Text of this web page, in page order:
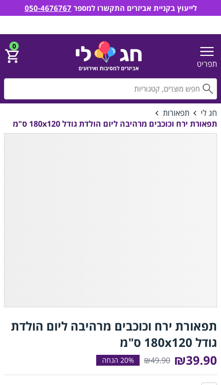
תפריט
0
חג לי
תפאורות
תפאורת ירח וכוכבים מרהיבה ליום הולדת גודל 180x120 ס"מ
תפאורת ירח וכוכבים מרהיבה ליום הולדת
גודל 180x120 ס"מ
₪39.90
₪49.90
לייעוץ בקניית אביזרים התקשרו למספר 050-4676767